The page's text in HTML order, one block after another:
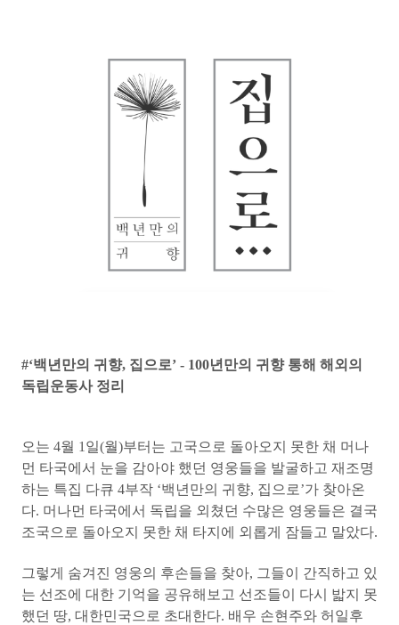
#‘백년만의 귀향, 집으로’ - 100년만의 귀향 통해 해외의
독립운동사 정리
오는 4월 1일(월)부터는 고국으로 돌아오지 못한 채 머나
먼 타국에서 눈을 감아야 했던 영웅들을 발굴하고 재조명
하는 특집 다큐 4부작 ‘백년만의 귀향, 집으로’가 찾아온
다. 머나먼 타국에서 독립을 외쳤던 수많은 영웅들은 결국
조국으로 돌아오지 못한 채 타지에 외롭게 잠들고 말았다.
그렇게 숨겨진 영웅의 후손들을 찾아, 그들이 간직하고 있
는 선조에 대한 기억을 공유해보고 선조들이 다시 밟지 못
했던 땅, 대한민국으로 초대한다. 배우 손현주와 허일후